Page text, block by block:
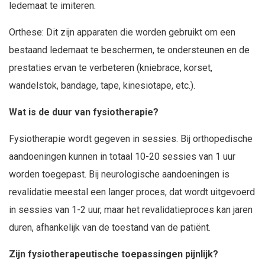
ledemaat te imiteren.
Orthese: Dit zijn apparaten die worden gebruikt om een
bestaand ledemaat te beschermen, te ondersteunen en de
prestaties ervan te verbeteren (kniebrace, korset,
wandelstok, bandage, tape, kinesiotape, etc.).
Wat is de duur van fysiotherapie?
Fysiotherapie wordt gegeven in sessies. Bij orthopedische
aandoeningen kunnen in totaal 10-20 sessies van 1 uur
worden toegepast. Bij neurologische aandoeningen is
revalidatie meestal een langer proces, dat wordt uitgevoerd
in sessies van 1-2 uur, maar het revalidatieproces kan jaren
duren, afhankelijk van de toestand van de patiënt.
Zijn fysiotherapeutische toepassingen pijnlijk?